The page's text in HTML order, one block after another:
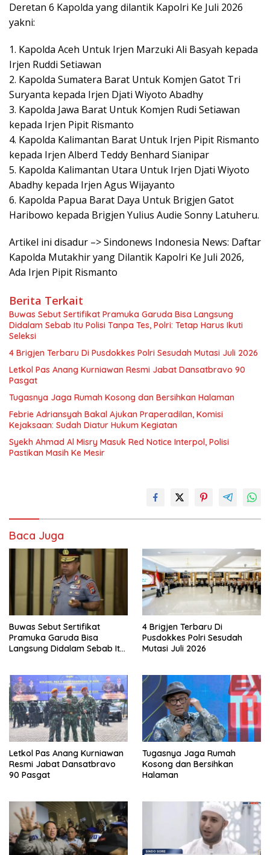
Deretan 6 Kapolda yang dilantik Kapolri Ke Juli 2026
yakni:
1. Kapolda Aceh Untuk Irjen Marzuki Ali Basyah kepada
Irjen Ruddi Setiawan
2. Kapolda Sumatera Barat Untuk Komjen Gatot Tri
Suryanta kepada Irjen Djati Wiyoto Abadhy
3. Kapolda Jawa Barat Untuk Komjen Rudi Setiawan
kepada Irjen Pipit Rismanto
4. Kapolda Kalimantan Barat Untuk Irjen Pipit Rismanto
kepada Irjen Alberd Teddy Benhard Sianipar
5. Kapolda Kalimantan Utara Untuk Irjen Djati Wiyoto
Abadhy kepada Irjen Agus Wijayanto
6. Kapolda Papua Barat Daya Untuk Brigjen Gatot
Haribowo kepada Brigjen Yulius Audie Sonny Latuheru.
Artikel ini disadur –> Sindonews Indonesia News: Daftar
Kapolda Mutakhir yang Dilantik Kapolri Ke Juli 2026,
Ada Irjen Pipit Rismanto
Berita Terkait
Buwas Sebut Sertifikat Pramuka Garuda Bisa Langsung
Didalam Sebab Itu Polisi Tanpa Tes, Polri: Tetap Harus Ikuti
Seleksi
4 Brigjen Terbaru Di Pusdokkes Polri Sesudah Mutasi Juli 2026
Letkol Pas Anang Kurniawan Resmi Jabat Dansatbravo 90
Pasgat
Tugasnya Jaga Rumah Kosong dan Bersihkan Halaman
Febrie Adriansyah Bakal Ajukan Praperadilan, Komisi
Kejaksaan: Sudah Diatur Hukum Kegiatan
Syekh Ahmad Al Misry Masuk Red Notice Interpol, Polisi
Pastikan Masih Ke Mesir
Baca Juga
Buwas Sebut Sertifikat
Pramuka Garuda Bisa
Langsung Didalam Sebab Itu
4 Brigjen Terbaru Di
Pusdokkes Polri Sesudah
Mutasi Juli 2026
Letkol Pas Anang Kurniawan
Resmi Jabat Dansatbravo
90 Pasgat
Tugasnya Jaga Rumah
Kosong dan Bersihkan
Halaman